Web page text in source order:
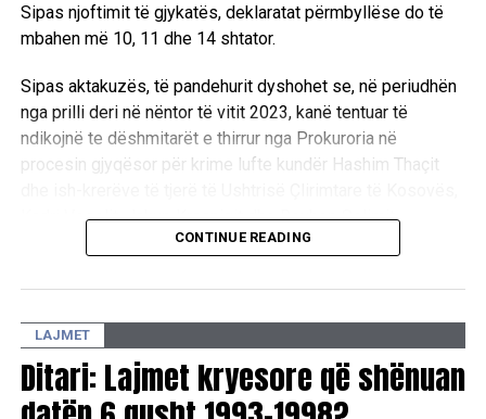
Sipas njoftimit të gjykatës, deklaratat përmbyllëse do të
mbahen më 10, 11 dhe 14 shtator.
Sipas aktakuzës, të pandehurit dyshohet se, në periudhën
nga prilli deri në nëntor të vitit 2023, kanë tentuar të
ndikojnë te dëshmitarët e thirrur nga Prokuroria në
procesin gjyqësor për krime lufte kundër Hashim Thaçit
Kadri Veselit, Jakup Krasniqit dhe Rexhep Selimit.
personave zyrtarë në kryerjen e detyrave zyrtare, si dhe
mosbindje ndaj gjykatës.
Ndërkaq, ndaj Bashkim Smakajt, Isni Kilajt dhe Fadil Fazliut
CONTINUE READING
LAJMET
Ditari: Lajmet kryesore që shënuan